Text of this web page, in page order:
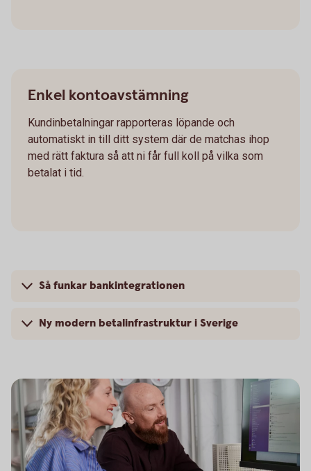
Enkel kontoavstämning
Kundinbetalningar rapporteras löpande och
automatiskt in till ditt system där de matchas ihop
med rätt faktura så att ni får full koll på vilka som
betalat i tid.
Så funkar bankintegrationen
Ny modern betalinfrastruktur i Sverige